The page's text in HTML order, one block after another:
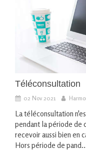
Téléconsultation
02 Nov 2021
La téléconsultation
pendant la période de
recevoir aussi bien en
Hors période de